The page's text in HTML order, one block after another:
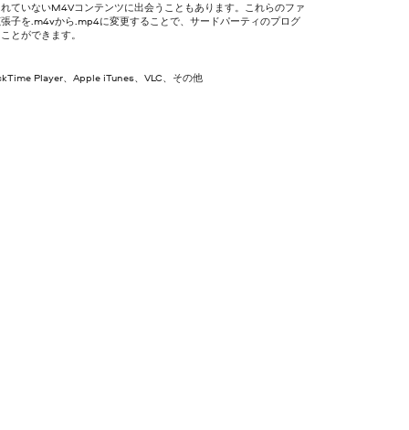
ていないM4Vコンテンツに出会うこともあります。これらのファ
子を.m4vから.mp4に変更することで、サードパーティのプログ
とができます。
Player、Apple iTunes、VLC、その他